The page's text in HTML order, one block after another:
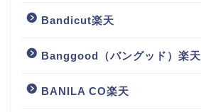
Bandicut楽天
Banggood（バングッド）楽天
BANILA CO楽天